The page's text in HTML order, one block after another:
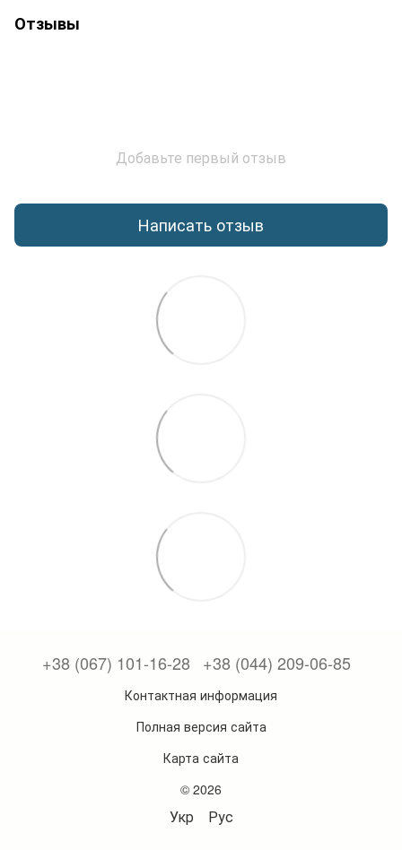
Отзывы
Добавьте первый отзыв
Написать отзыв
+38 (067) 101-16-28 +38 (044) 209-06-85
Контактная информация
Полная версия сайта
Карта сайта
© 2026
Укр Рус